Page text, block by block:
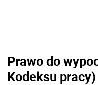
Prawo do
Kodeksu pracy)